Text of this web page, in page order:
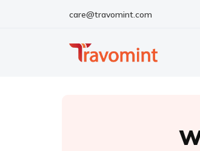
care@travomint.com